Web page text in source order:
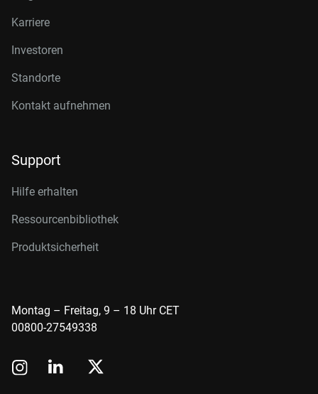
Karriere
Investoren
Standorte
Kontakt aufnehmen
Support
Hilfe erhalten
Ressourcenbibliothek
Produktsicherheit
Montag – Freitag, 9 – 18 Uhr CET
00800-27549338